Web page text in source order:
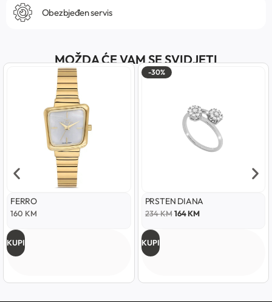
Obezbjeđen servis
MOŽDA ĆE VAM SE SVIDJETI
FERRO
160 KM
KUPI
-30%
PRSTEN DIANA
234KM 164KM
KUPI